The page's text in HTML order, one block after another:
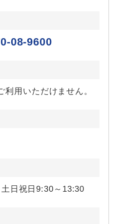
08-9600
用いただけません。
日祝日9:30～13:30